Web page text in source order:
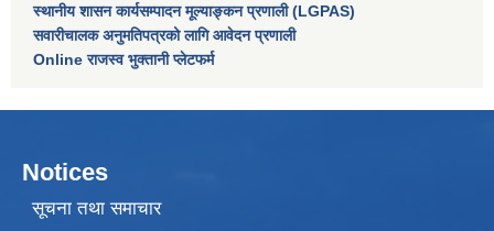
स्थानीय शासन कार्यसम्पादन मूल्याङ्कन प्रणाली (LGPAS)
सवारीचालक अनुमतिपत्रको लागि आवेदन प्रणाली
Online राजस्व भुक्तानी प्लेटफर्म
Notices
सूचना तथा समाचार